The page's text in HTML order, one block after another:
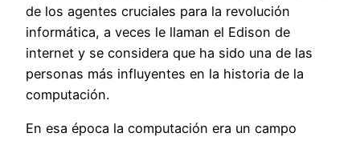
de los agentes cruciales para la revolución
informática, a veces le llaman el Edison de
internet y se considera que ha sido una de las
personas más influyentes en la historia de la
computación.
En esa época la computación era un campo